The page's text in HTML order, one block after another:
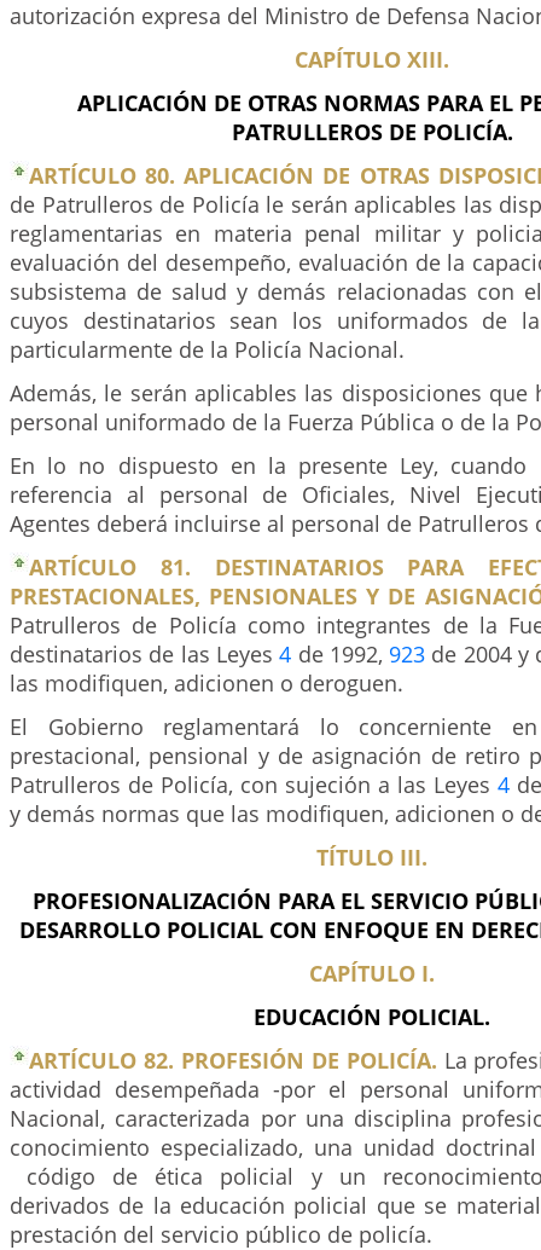
autorización expresa del Ministro de Defensa
CAPÍTULO XIII.
APLICACIÓN DE OTRAS NORMAS PARA EL
PATRULLEROS DE POLICÍA.
ARTÍCULO 80. APLICACIÓN DE OTRAS
de Patrulleros de Policía le serán aplicables las
reglamentarias en materia penal militar y
evaluación del desempeño, evaluación de la
subsistema de salud y demás relacionadas con
cuyos destinatarios sean los uniformados de
particularmente de la Policía Nacional.
Además, le serán aplicables las disposiciones que
personal uniformado de la Fuerza Pública o de la
En lo no dispuesto en la presente Ley, cuando
referencia al personal de Oficiales, Nivel
Agentes deberá incluirse al personal de Patrulleros
ARTÍCULO 81. DESTINATARIOS PARA
PRESTACIONALES, PENSIONALES Y DE
Patrulleros de Policía como integrantes de la
destinatarios de las Leyes4 de 1992, 923 de 2004 y
las modifiquen, adicionen o deroguen.
El Gobierno reglamentará lo concerniente
prestacional, pensional y de asignación de retiro
Patrulleros de Policía, con sujeción a las Leyes 4
y demás normas que las modifiquen, adicionen o
TÍTULO III.
PROFESIONALIZACIÓN PARA EL SERVICIO
DESARROLLO POLICIAL CON ENFOQUE EN
CAPÍTULO I.
EDUCACIÓN POLICIAL.
ARTÍCULO 82. PROFESIÓN DE POLICÍA. La
actividad desempeñada -por el personal
Nacional, caracterizada por una disciplina
conocimiento especializado, una unidad
código de ética policial y un
derivados de la educación policial que se
prestación del servicio público de policía.